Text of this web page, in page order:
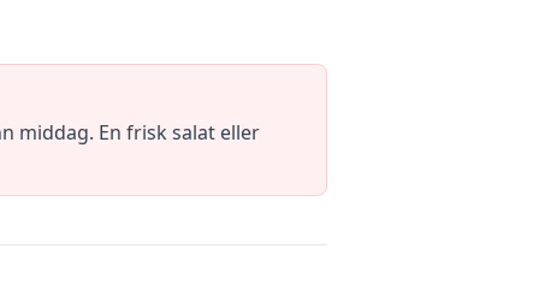
middag. En frisk salat eller